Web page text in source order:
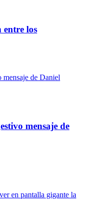
entre los
mensaje de